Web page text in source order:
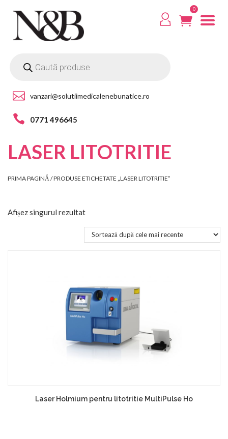
0
vanzari@solutiimedicalenebunatice.ro
0771 496645
LASER LITOTRITIE
PRIMA PAGINĂ/ PRODUSE ETICHETATE „LASER LITOTRITIE”
Afișez singurul rezultat
Laser Holmium pentru litotritie MultiPulse Ho